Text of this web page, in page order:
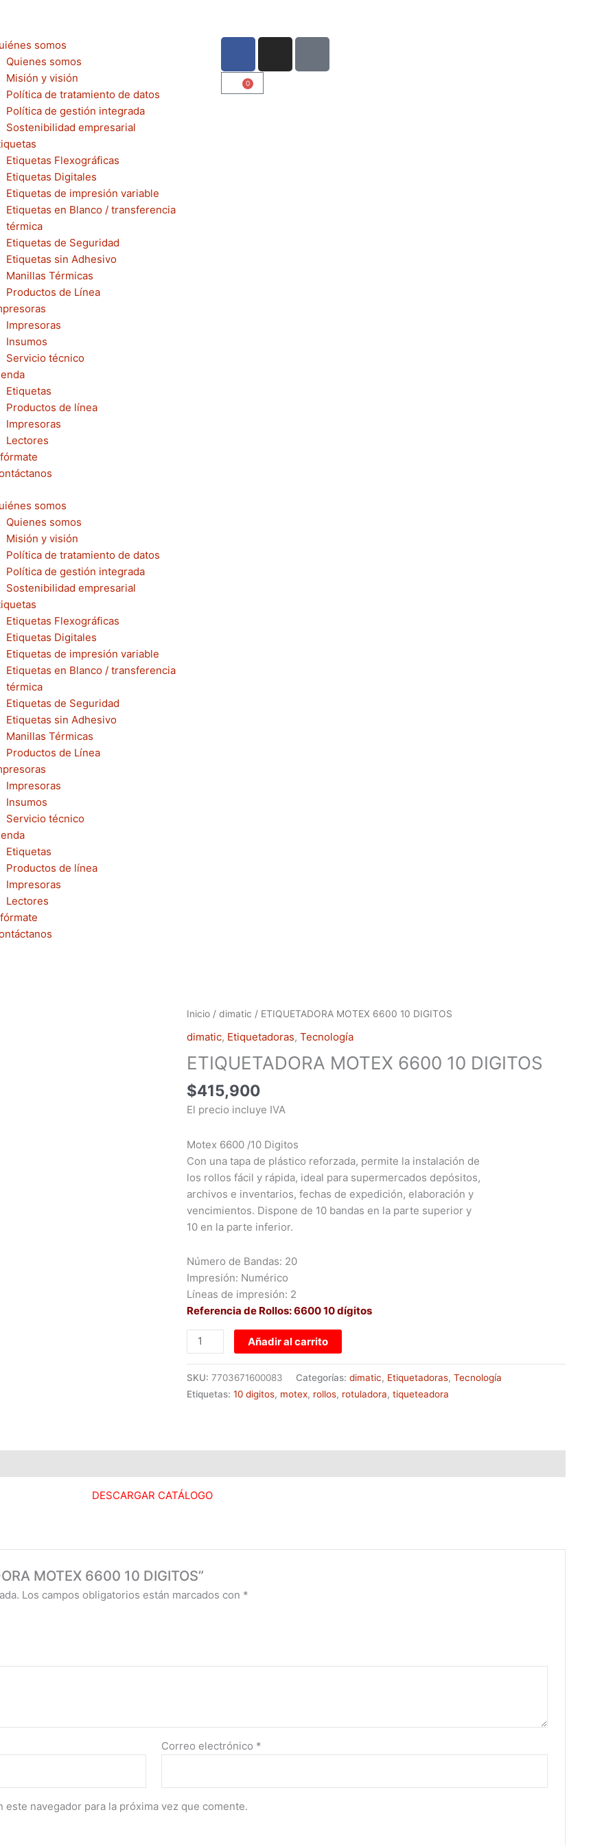
somos
Quienes somos
Misión y visión
Política de tratamiento de datos
Política de gestión integrada
Sostenibilidad empresarial
Etiquetas Flexográficas
Etiquetas Digitales
Etiquetas de impresión variable
Etiquetas en Blanco / transferencia
térmica
Etiquetas de Seguridad
Etiquetas sin Adhesivo
Manillas Térmicas
Productos de Línea
Impresoras
Insumos
Servicio técnico
Etiquetas
Productos de línea
Impresoras
Lectores
somos
Quienes somos
Misión y visión
Política de tratamiento de datos
Política de gestión integrada
Sostenibilidad empresarial
Etiquetas Flexográficas
Etiquetas Digitales
Etiquetas de impresión variable
Etiquetas en Blanco / transferencia
térmica
Etiquetas de Seguridad
Etiquetas sin Adhesivo
Manillas Térmicas
Productos de Línea
Impresoras
Insumos
Servicio técnico
Etiquetas
Productos de línea
Impresoras
Lectores
c
e
0
Cart
Inicio / dimatic / ETIQUETADORA MOTEX 6600 10 DIGITOS
dimatic, Etiquetadoras, Tecnología
ETIQUETADORA MOTEX 6600 10 DIGITOS
$415,900
El precio incluye IVA
Motex 6600 /10 Digitos
Con una tapa de plástico reforzada, permite la instalación de
los rollos fácil y rápida, ideal para supermercados depósitos,
archivos e inventarios, fechas de expedición, elaboración y
vencimientos. Dispone de 10 bandas en la parte superior y
10 en la parte inferior.
Número de Bandas: 20
Impresión: Numérico
Líneas de impresión: 2
Referencia de Rollos: 6600 10 dígitos
ETIQUETADORA
MOTEX
6600
10
cantidad
Añadir al carrito
SKU: 7703671600083 Categorías: dimatic, Etiquetadoras, Tecnología
Etiquetas: 10 digitos, motex, rollos, rotuladora, tiqueteadora
DESCARGAR CATÁLOGO
MOTEX 6600 10 DIGITOS”
Los campos obligatorios están marcados con *
Correo electrónico *
navegador para la próxima vez que comente.